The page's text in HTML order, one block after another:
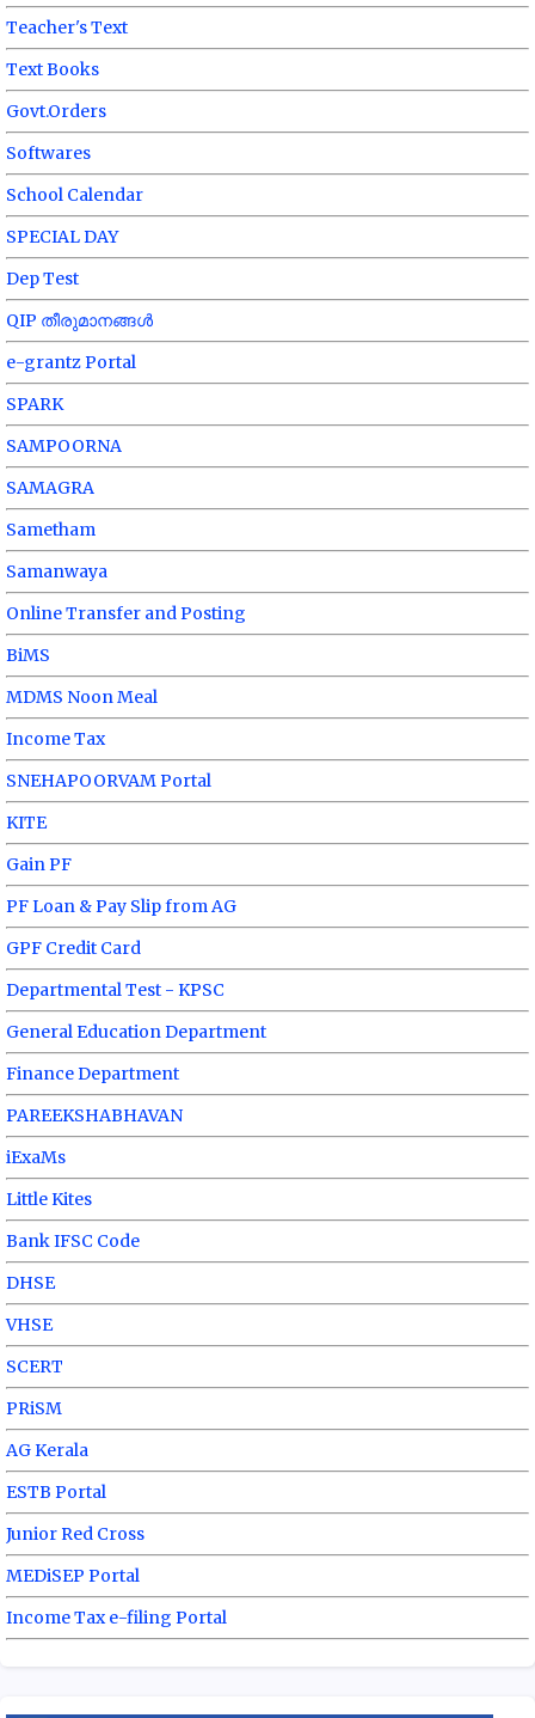
Teacher's Text
Text Books
Govt.Orders
Softwares
School Calendar
SPECIAL DAY
Dep Test
QIP തീരുമാനങ്ങൾ
e-grantz Portal
SPARK
SAMPOORNA
SAMAGRA
Sametham
Samanwaya
Online Transfer and Posting
BiMS
MDMS Noon Meal
Income Tax
SNEHAPOORVAM Portal
KITE
Gain PF
PF Loan & Pay Slip from AG
GPF Credit Card
Departmental Test - KPSC
General Education Department
Finance Department
PAREEKSHABHAVAN
iExaMs
Little Kites
Bank IFSC Code
DHSE
VHSE
SCERT
PRiSM
AG Kerala
ESTB Portal
Junior Red Cross
MEDiSEP Portal
Income Tax e-filing Portal